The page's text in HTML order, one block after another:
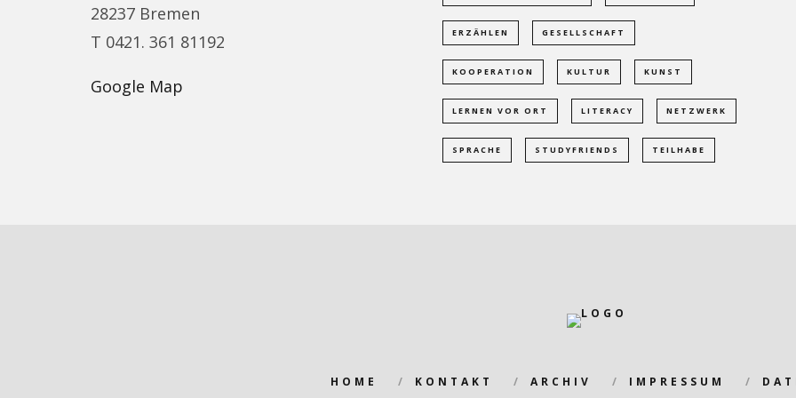
28237 Bremen
T 0421. 361 81192
Google Map
ERZÄHLEN GESELLSCHAFT
KOOPERATION KULTUR KUNST
LERNEN VOR ORT LITERACY NETZWERK
SPRACHE STUDYFRIENDS TEILHABE
HOME KONTAKT ARCHIV IMPRESSUM